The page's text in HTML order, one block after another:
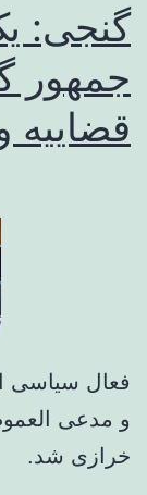
گنجی:
جمهور
قضاییه
فعال سیاسی
و مدعی
خرازی شد.